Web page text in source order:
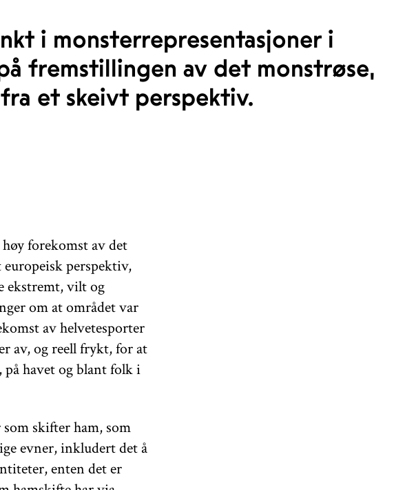
i monsterrepresentasjoner i
fremstillingen av det monstrøse,
et skeivt perspektiv.
forekomst av det
perspektiv,
ekstremt, vilt og
om at området var
av helvetesporter
av, og reell frykt, for at
havet og blant folk i
skifter ham, som
evner, inkludert det å
enten det er